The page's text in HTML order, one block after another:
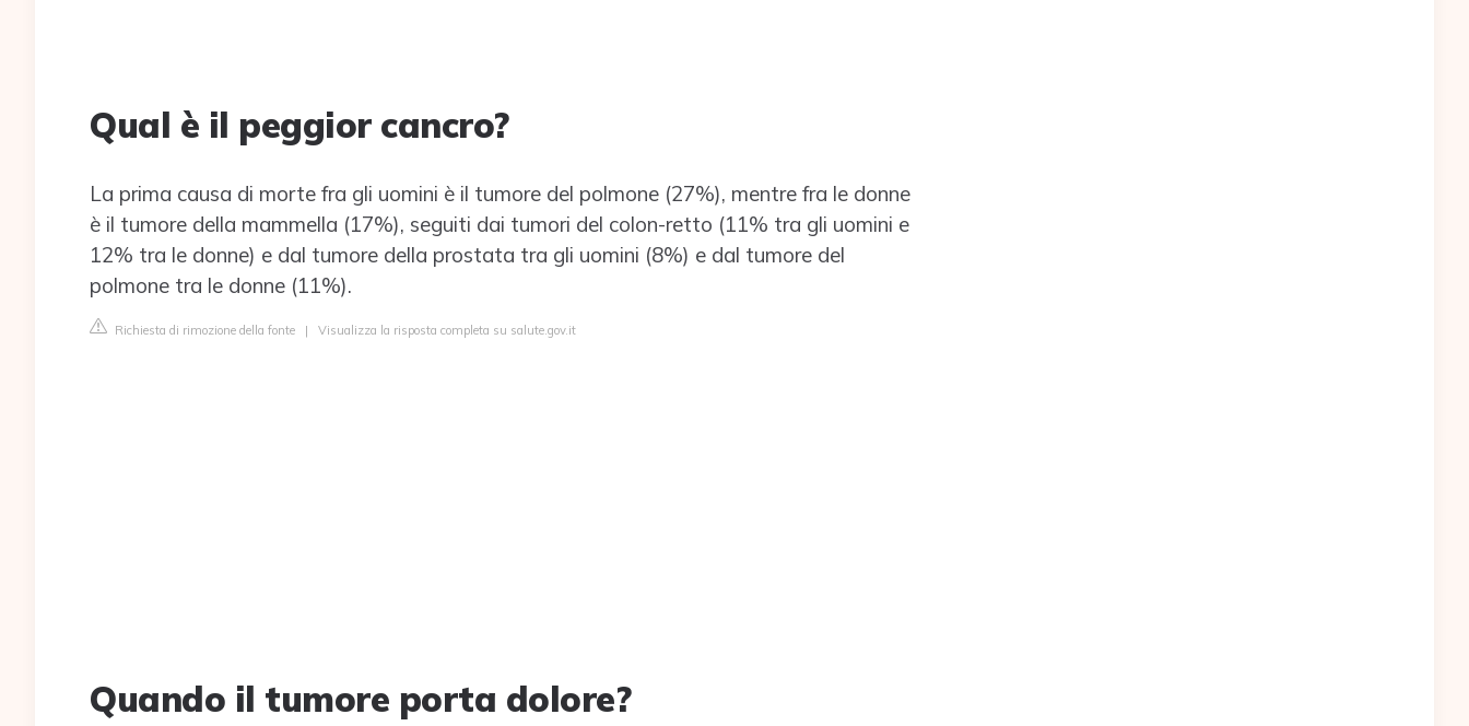
Qual è il peggior cancro?
La prima causa di morte fra gli uomini è il tumore del polmone (27%), mentre fra le donne
è il tumore della mammella (17%), seguiti dai tumori del colon-retto (11% tra gli uomini e
12% tra le donne) e dal tumore della prostata tra gli uomini (8%) e dal tumore del
polmone tra le donne (11%).
Richiesta di rimozione della fonte | Visualizza la risposta completa su salute.gov.it
Quando il tumore porta dolore?